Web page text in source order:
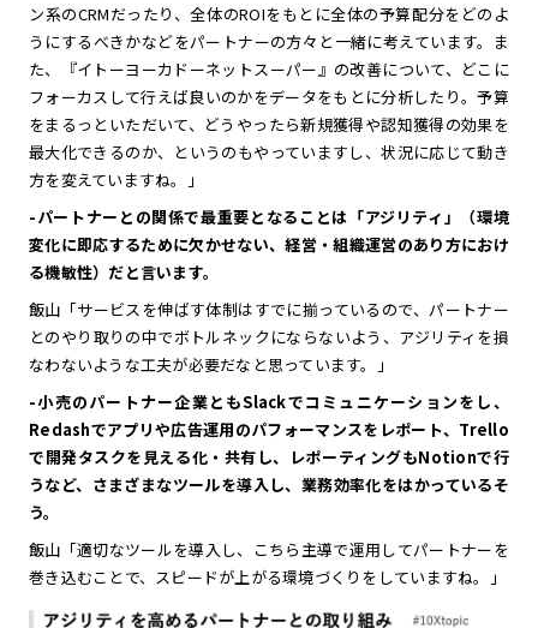
ン系のCRMだったり、全体のROIをもとに全体の予算配分をどのよ
うにするべきかなどをパートナーの方々と一緒に考えています。ま
た、『イトーヨーカドーネットスーパー』の改善について、どこに
フォーカスして行えば良いのかをデータをもとに分析したり。予算
をまるっといただいて、どうやったら新規獲得や認知獲得の効果を
最大化できるのか、というのもやっていますし、状況に応じて動き
方を変えていますね。」
-パートナーとの関係で最重要となることは「アジリティ」（環境
変化に即応するために欠かせない、経営・組織運営のあり方におけ
る機敏性）だと言います。
飯山「サービスを伸ばす体制はすでに揃っているので、パートナー
とのやり取りの中でボトルネックにならないよう、アジリティを損
なわないような工夫が必要だなと思っています。」
-小売のパートナー企業ともSlackでコミュニケーションをし、
Redashでアプリや広告運用のパフォーマンスをレポート、Trello
で開発タスクを見える化・共有し、レポーティングもNotionで行
うなど、さまざまなツールを導入し、業務効率化をはかっているそ
う。
飯山「適切なツールを導入し、こちら主導で運用してパートナーを
巻き込むことで、スピードが上がる環境づくりをしていますね。」